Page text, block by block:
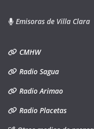
Emisoras de Villa Clara
CMHW
Radio Sagua
Radio Arimao
Radio Placetas